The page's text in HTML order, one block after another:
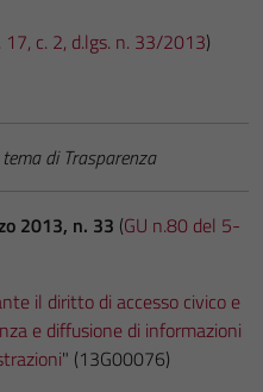
17, c. 2, d.lgs. n. 33/2013)
di Trasparenza
2013, n. 33 (GU n.80 del 5-
il diritto di accesso civico e
e diffusione di informazioni
" (13G00076)